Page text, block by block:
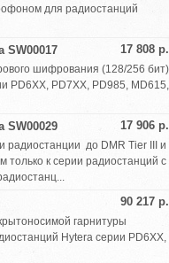
для радиостанций
17 808 р.
SW00017
шифрования (128/256 бит)
PD6XX, PD7XX, PD985, MD615,
17 906 р.
SW00029
радиостанции до DMR Tier III и
только к серии радиостанций с
90 217 р.
гарнитуры
Hytera серии PD6XX,